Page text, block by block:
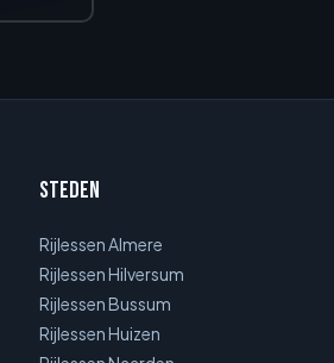
Steden
Rijlessen Almere
Rijlessen Hilversum
Rijlessen Bussum
Rijlessen Huizen